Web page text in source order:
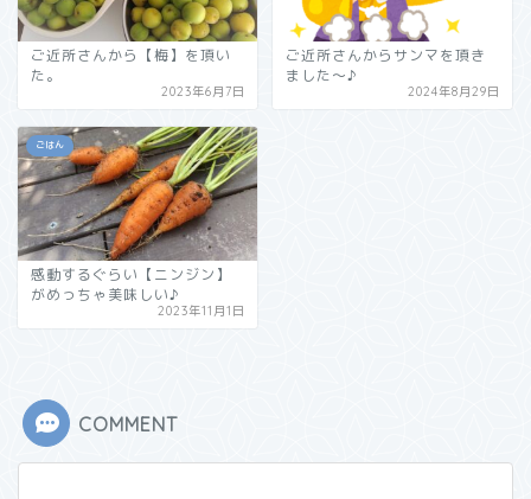
ご近所さんから【梅】を頂い
た。
2023年6月7日
ご近所さんからサンマを頂き
ました～♪
2024年8月29日
ごはん
感動するぐらい【ニンジン】
がめっちゃ美味しい♪
2023年11月1日
COMMENT